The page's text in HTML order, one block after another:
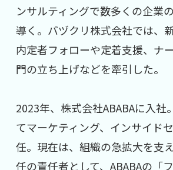
ンサルティングで数多くの企業
導く。バヅクリ株式会社では、
内定者フォローや定着支援、ナ
門の立ち上げなどを牽引した。
2023年、株式会社ABABAに入社
てマーケティング、インサイド
任。現在は、組織の急拡大を支
任の責任者として、ABABAの「